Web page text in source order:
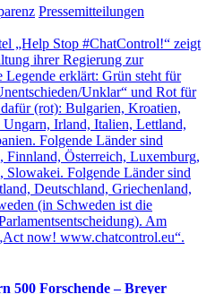
Pressemitteilungen
500 Forschende – Breyer